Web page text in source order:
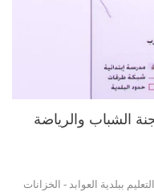
الشباب والرياضة
ببلدية العوابد - الخزانات